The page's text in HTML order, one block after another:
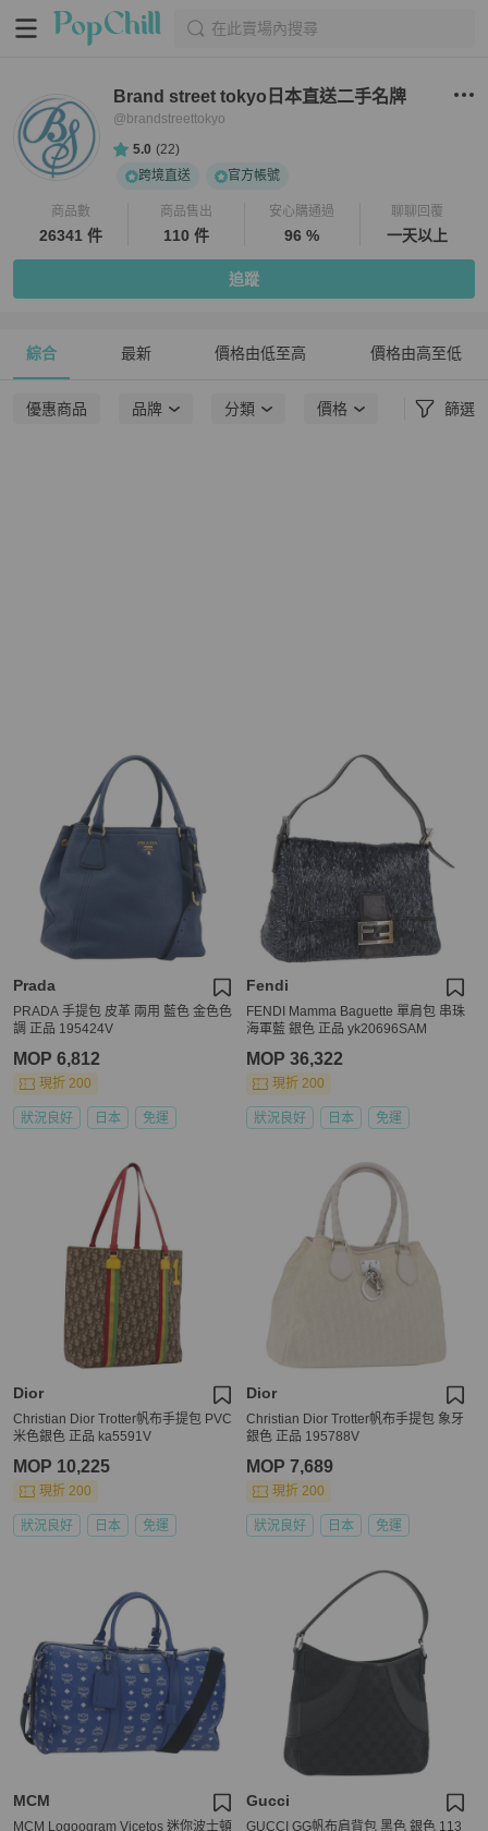
在此賣場內搜尋
Brand street tokyo日本直送二手名牌
@ brandstreettokyo
5.0 (22)
跨境直送
官方帳號
商品數
26341 件
商品售出
110 件
安心購通過
96 %
聊聊回覆
一天以上
追蹤
綜合 最新 價格由低至高 價格由高至低
優惠商品 品牌 分類 價格 篩選
Prada
PRADA 手提包 皮革 兩用 藍色 金色色
調 正品 195424V
MOP 6,812
現折 200
狀況良好 日本 免運
Fendi
FENDI Mamma Baguette 單肩包 串珠
海軍藍 銀色 正品 yk20696SAM
MOP 36,322
現折 200
狀況良好 日本 免運
Dior
Christian Dior Trotter帆布手提包 PVC
米色銀色 正品 ka5591V
MOP 10,225
現折 200
狀況良好 日本 免運
Dior
Christian Dior Trotter帆布手提包 象牙
銀色 正品 195788V
MOP 7,689
現折 200
狀況良好 日本 免運
MCM
MCM Logoogram Vicetos 迷你波士頓
Gucci
GUCCI GG帆布肩背包 黑色 銀色 113